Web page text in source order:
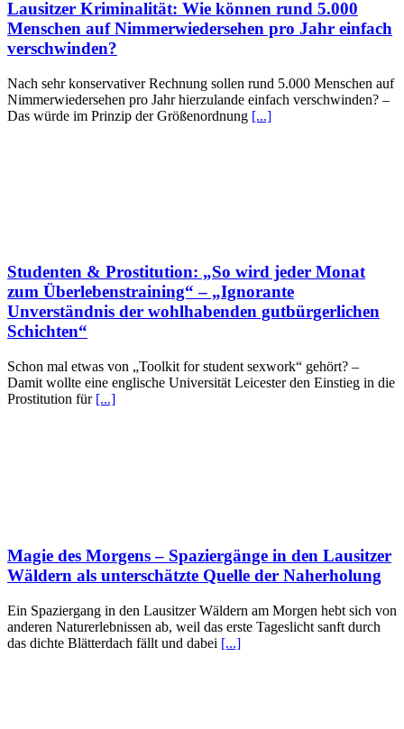
Lausitzer Kriminalität: Wie können rund 5.000
Menschen auf Nimmerwiedersehen pro Jahr einfach
verschwinden?
Nach sehr konservativer Rechnung sollen rund 5.000 Menschen auf
Nimmerwiedersehen pro Jahr hierzulande einfach verschwinden? –
Das würde im Prinzip der Größenordnung [...]
Studenten & Prostitution: „So wird jeder Monat
zum Überlebenstraining“ – „Ignorante
Unverständnis der wohlhabenden gutbürgerlichen
Schichten“
Schon mal etwas von „Toolkit for student sexwork“ gehört? –
Damit wollte eine englische Universität Leicester den Einstieg in die
Prostitution für [...]
Magie des Morgens – Spaziergänge in den Lausitzer
Wäldern als unterschätzte Quelle der Naherholung
Ein Spaziergang in den Lausitzer Wäldern am Morgen hebt sich von
anderen Naturerlebnissen ab, weil das erste Tageslicht sanft durch
das dichte Blätterdach fällt und dabei [...]